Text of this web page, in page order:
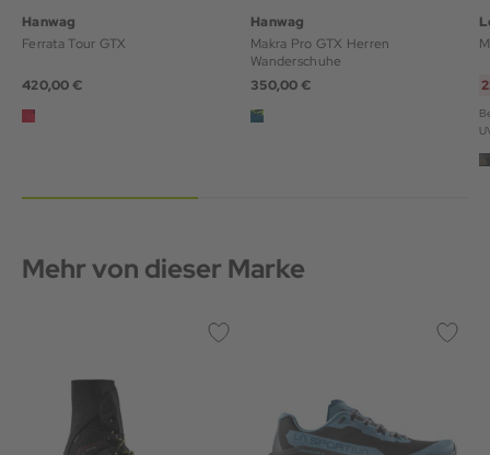
Hanwag
Ferrata Tour GTX
420,00 €
Hanwag
Makra Pro GTX Herren
Wanderschuhe
350,00 €
Mehr von dieser Marke